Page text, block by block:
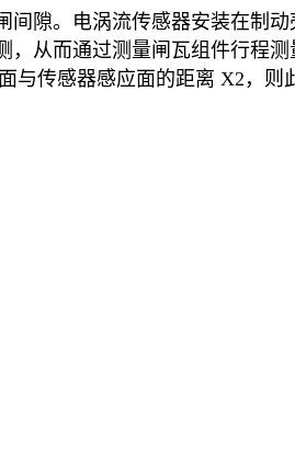
隙。电涡流传感器安装在制
从而通过测量闸瓦组件行程
与传感器感应面的距离 X2，则